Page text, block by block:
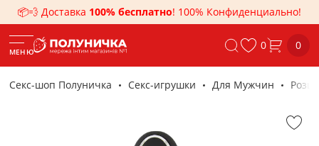
📦💨 Доставка 100% бесплатно! 100% Конфиденциально!
МЕНЮ 0 0
Секс-шоп Полуничка Секс-игрушки Для Мужчин